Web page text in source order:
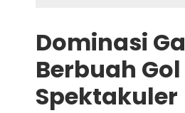
Dominasi
Berbuah Gol
Spektakuler